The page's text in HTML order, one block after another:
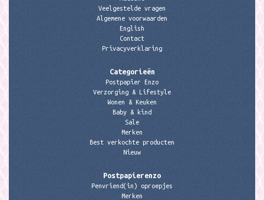
Veelgestelde vragen
Algemene voorwaarden
English
Contact
Privacyverklaring
Categorieën
Postpapier Enzo
Verzorging & Lifestyle
Wonen & Keuken
Baby & kind
Sale
Merken
Best verkochte producten
Nieuw
Postpapierenzo
Penvriend(in) oproepjes
Merken